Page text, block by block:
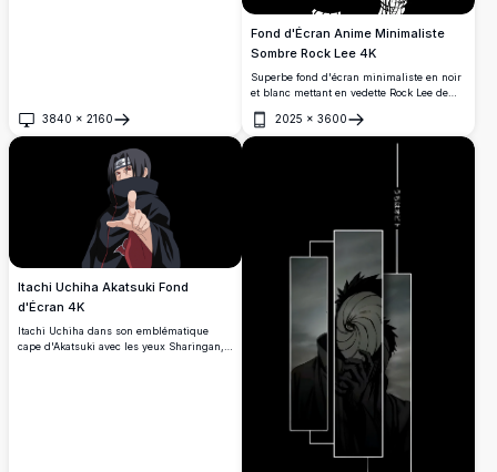
3840 × 2160
Ouvrir
Fond d'Écran Anime Minimaliste
Sombre Rock Lee 4K
Superbe fond d'écran minimaliste en noir
et blanc mettant en vedette Rock Lee de
Naruto, avec sa coupe de cheveux
iconique en bol, ses bras bandés et son
bandeau de Konoha. Une illustration haute
2025 × 3600
Ouvrir
Itachi Uchiha Akatsuki Fond
d'Écran 4K
Itachi Uchiha dans son emblématique
cape d'Akatsuki avec les yeux Sharingan,